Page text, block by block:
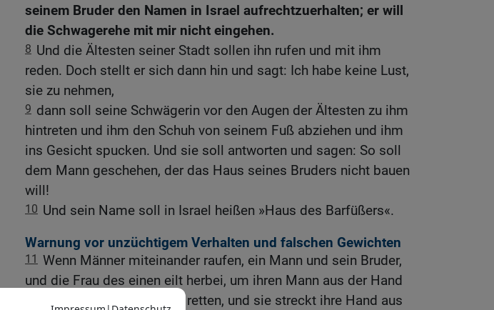
seinem Bruder den Namen in Israel aufrechtzuerhalten; er will
die Schwagerehe mit mir nicht eingehen.
8 Und die Ältesten seiner Stadt sollen ihn rufen und mit ihm
reden. Doch stellt er sich dann hin und sagt: Ich habe keine Lust,
sie zu nehmen,
9 dann soll seine Schwägerin vor den Augen der Ältesten zu ihm
hintreten und ihm den Schuh von seinem Fuß abziehen und ihm
ins Gesicht spucken. Und sie soll antworten und sagen: So soll
dem Mann geschehen, der das Haus seines Bruders nicht bauen
will!
10 Und sein Name soll in Israel heißen »Haus des Barfüßers«.
Warnung vor unzüchtigem Verhalten und falschen Gewichten
11 Wenn Männer miteinander raufen, ein Mann und sein Bruder,
und die Frau des einen eilt herbei, um ihren Mann aus der Hand
dessen, der ihn schlägt, zu retten, und sie streckt ihre Hand aus